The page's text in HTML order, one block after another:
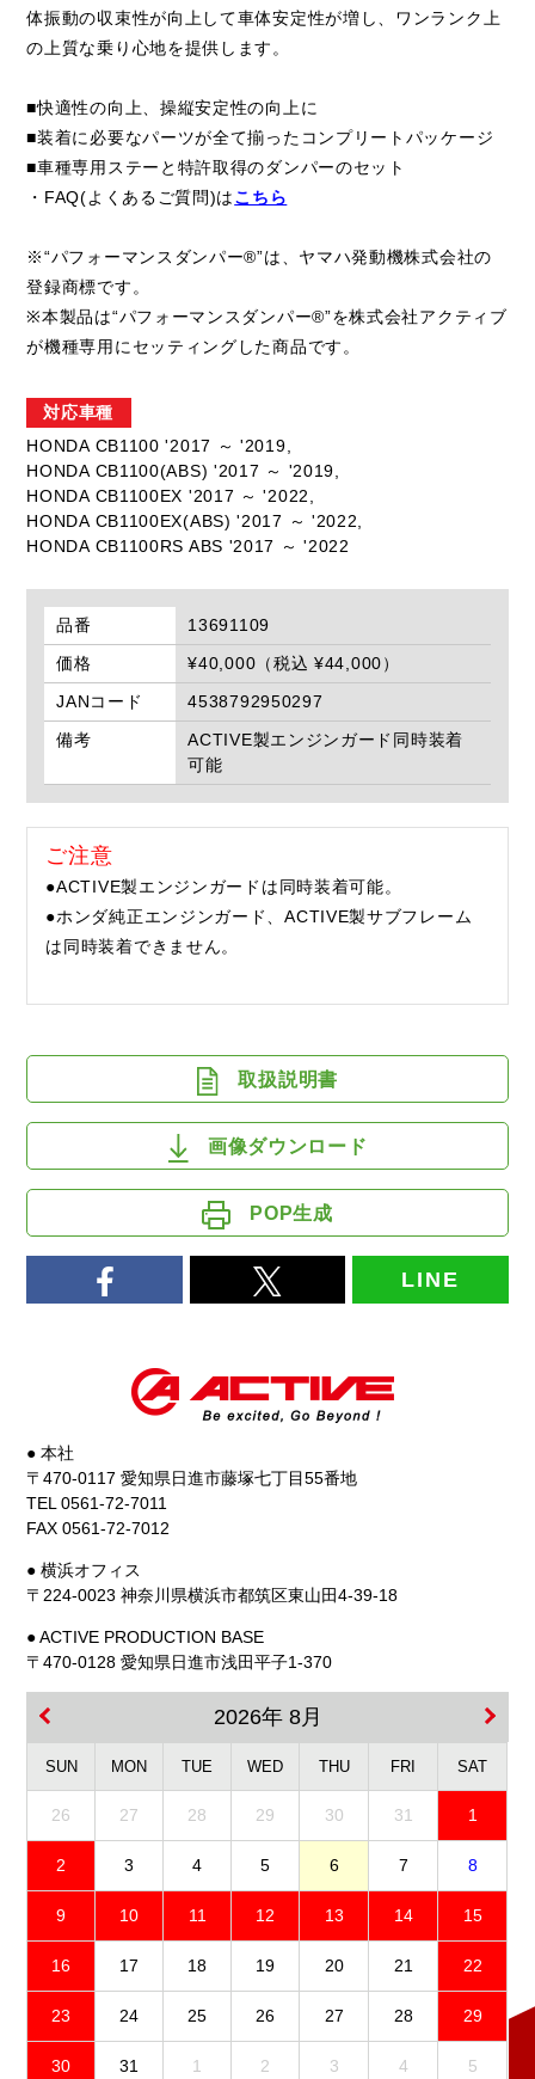
体振動の収束性が向上して車体安定性が増し、ワンランク上
の上質な乗り心地を提供します。
■快適性の向上、操縦安定性の向上に
■装着に必要なパーツが全て揃ったコンプリートパッケージ
■車種専用ステーと特許取得のダンパーのセット
・FAQ(よくあるご質問)はこちら
※“パフォーマンスダンパー®”は、ヤマハ発動機株式会社の
登録商標です。
※本製品は“パフォーマンスダンパー®”を株式会社アクティブ
が機種専用にセッティングした商品です。
対応車種
HONDA CB1100 '2017 ～ '2019,
HONDA CB1100(ABS) '2017 ～ '2019,
HONDA CB1100EX '2017 ～ '2022,
HONDA CB1100EX(ABS) '2017 ～ '2022,
HONDA CB1100RS ABS '2017 ～ '2022
品番
13691109
価格
¥40,000（税込 ¥44,000）
JANコード
4538792950297
備考
ACTIVE製エンジンガード同時装着
可能
ご注意
●ACTIVE製エンジンガードは同時装着可能。
●ホンダ純正エンジンガード、ACTIVE製サブフレーム
は同時装着できません。
取扱説明書
画像ダウンロード
POP生成
LINE
● 本社
〒470-0117 愛知県日進市藤塚七丁目55番地
TEL 0561-72-7011
FAX 0561-72-7012
● 横浜オフィス
〒224-0023 神奈川県横浜市都筑区東山田4-39-18
● ACTIVE PRODUCTION BASE
〒470-0128 愛知県日進市浅田平子1-370
2026年 8月
SUN MON TUE WED THU FRI SAT
26 27 28 29 30 31 1
2 3 4 5 6 7 8
9 10 11 12 13 14 15
16 17 18 19 20 21 22
23 24 25 26 27 28 29
30 31 1 2 3 4 5